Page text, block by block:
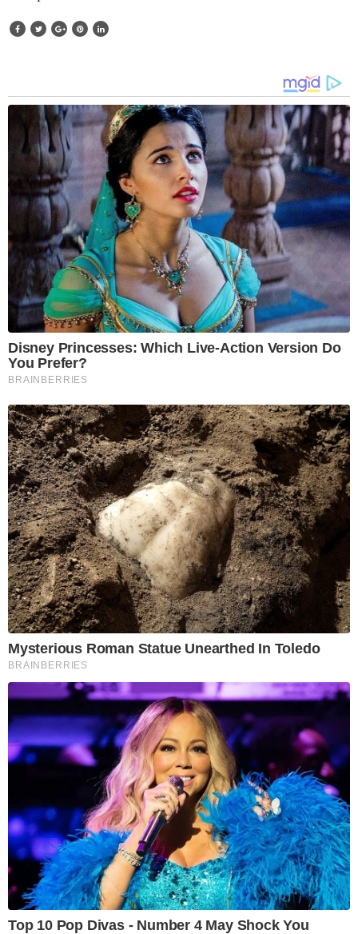
Disney Princesses: Which Live-Action Version Do
You Prefer?
BRAINBERRIES
Mysterious Roman Statue Unearthed In Toledo
BRAINBERRIES
Top 10 Pop Divas - Number 4 May Shock You